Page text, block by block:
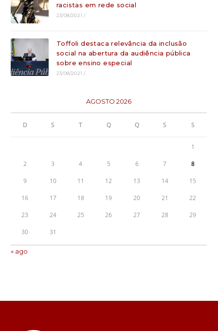
racistas em rede social
23/08/2021 /
Toffoli destaca relevância da inclusão
social na abertura da audiência pública
sobre ensino especial
23/08/2021 /
AGOSTO 2026
D S T Q Q S S
1
2 3 4 5 6 7 8
9 10 11 12 13 14 15
16 17 18 19 20 21 22
23 24 25 26 27 28 29
30 31
« ago